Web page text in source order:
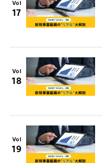
Vol
17
Vol
18
Vol
19